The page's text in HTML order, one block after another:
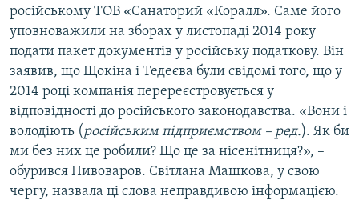
російському ТОВ «Санаторий «Коралл». Саме його
уповноважили на зборах у листопаді 2014 року
подати пакет документів у російську податкову. Він
заявив, що Щокіна і Тедеєва були свідомі того, що у
2014 році компанія перереєстровується у
відповідності до російського законодавства. «Вони і
володіють (російським підприємством – ред.). Як би
ми без них це робили? Що це за нісенітниця?», –
обурився Пивоваров. Світлана Машкова, у свою
чергу, назвала ці слова неправдивою інформацією.